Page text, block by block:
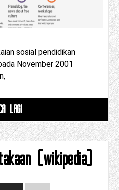
sosial pendidikan
November 2001
LAGI
(wikipedia)